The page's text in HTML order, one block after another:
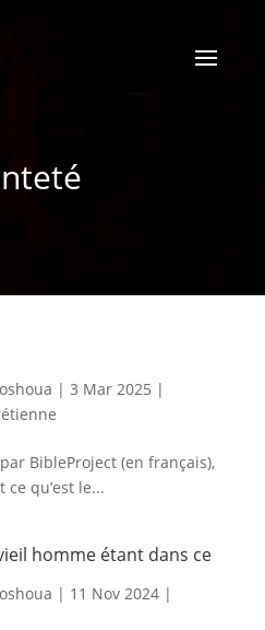
| 3 Mar 2025 |
BibleProject (en français),
qu’est le...
homme étant dans ce
| 11 Nov 2024|